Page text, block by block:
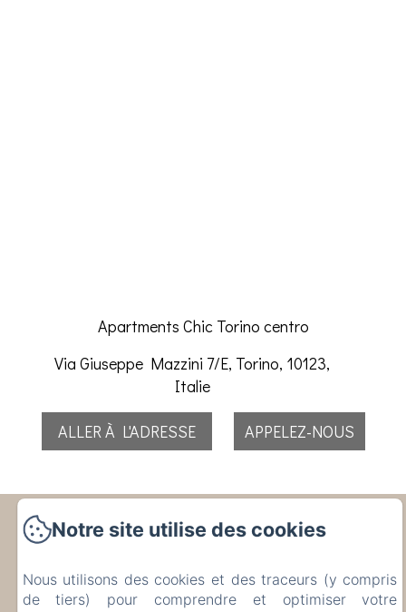
Apartments Chic Torino centro
Via Giuseppe Mazzini 7/E, Torino, 10123,
Italie
ALLER À L'ADRESSE APPELEZ-NOUS
Apartments Chic Torino
centro
Notre site utilise des cookies
Nous utilisons des cookies et des traceurs (y compris
de tiers) pour comprendre et optimiser votre